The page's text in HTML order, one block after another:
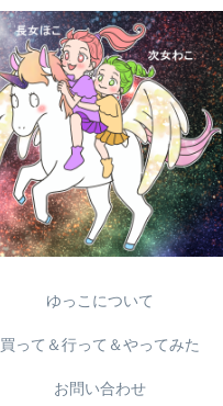
ゆっこについて
買って＆行って＆やってみた
お問い合わせ